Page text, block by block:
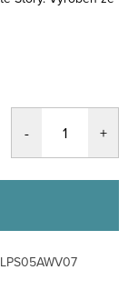
LPS05AWV07